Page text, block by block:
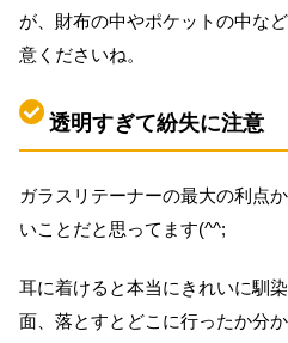
が、財布の中やポケットの中な
意くださいね。
透明すぎて紛失に注意
ガラスリテーナーの最大の利点
いことだと思ってます(^^;
耳に着けると本当にきれいに馴
面、落とすとどこに行ったか分